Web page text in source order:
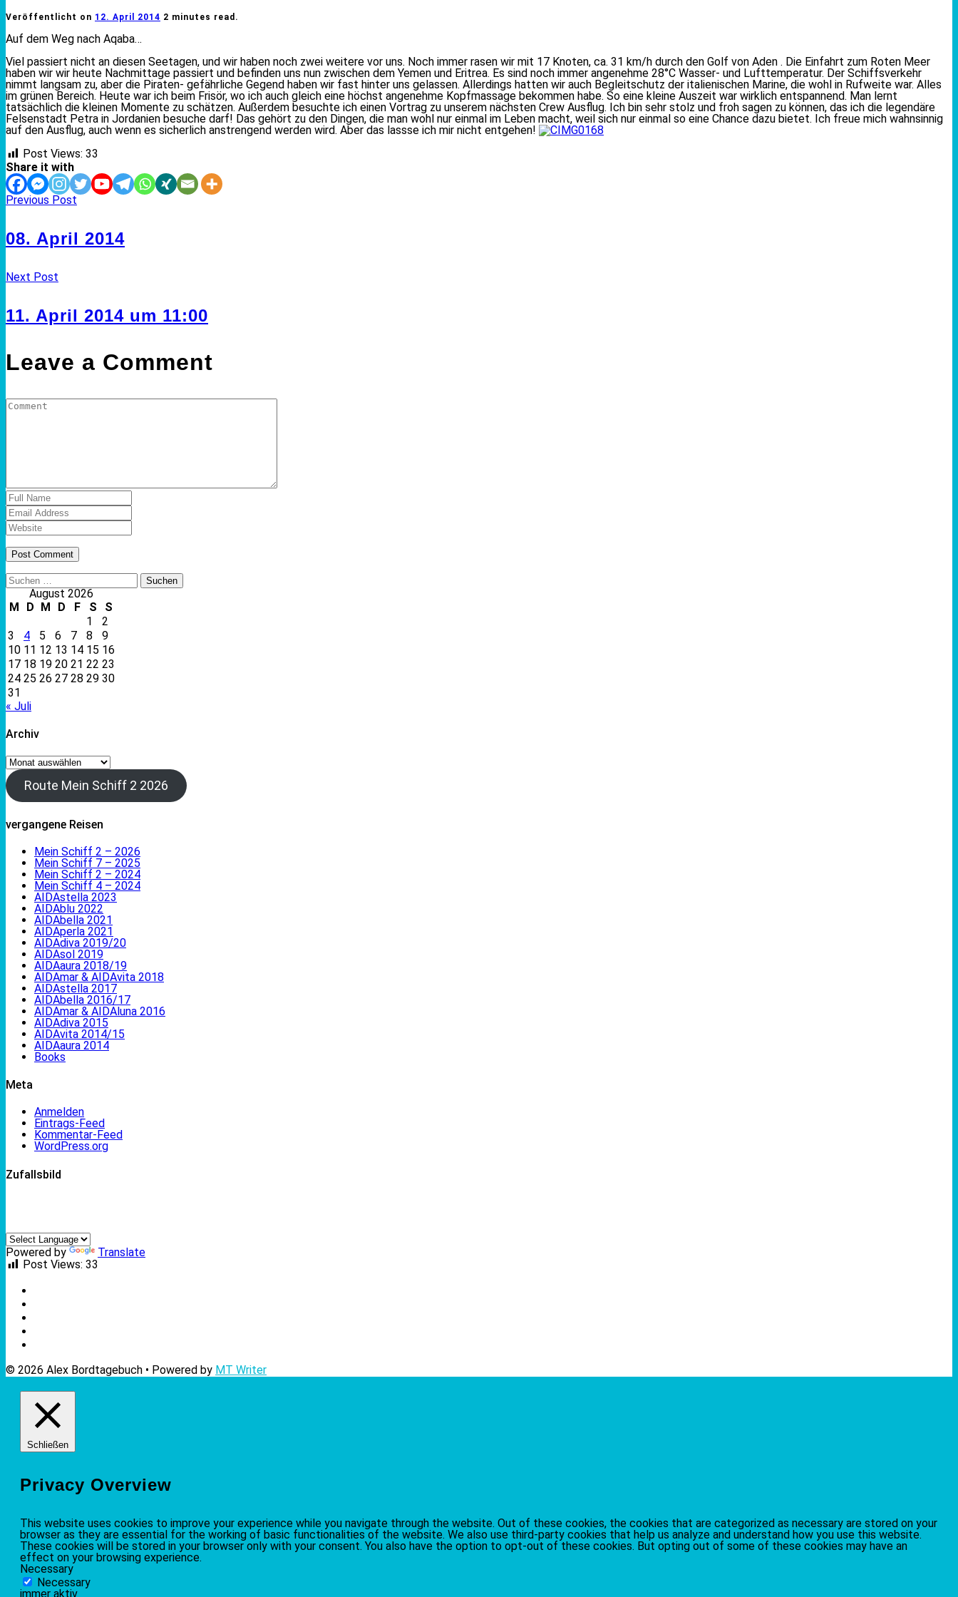
Veröffentlicht on 12. April 2014 2 minutes read.
Auf dem Weg nach Aqaba…
Viel passiert nicht an diesen Seetagen, und wir haben noch zwei weitere vor uns. Noch immer rasen wir mit 17 Knoten, ca. 31 km/h durch den Golf von Aden . Die Einfahrt zum Roten Meer
haben wir wir heute Nachmittage passiert und befinden uns nun zwischen dem Yemen und Eritrea. Es sind noch immer angenehme 28°C Wasser- und Lufttemperatur. Der Schiffsverkehr
nimmt langsam zu, aber die Piraten- gefährliche Gegend haben wir fast hinter uns gelassen. Allerdings hatten wir auch Begleitschutz der italienischen Marine, die wohl in Rufweite war. Alles
im grünen Bereich. Heute war ich beim Frisör, wo ich auch gleich eine höchst angenehme Kopfmassage bekommen habe. So eine kleine Auszeit war wirklich entspannend. Man lernt
tatsächlich die kleinen Momente zu schätzen. Außerdem besuchte ich einen Vortrag zu unserem nächsten Crew Ausflug. Ich bin sehr stolz und froh sagen zu können, das ich die legendäre
Felsenstadt Petra in Jordanien besuche darf! Das gehört zu den Dingen, die man wohl nur einmal im Leben macht, weil sich nur einmal so eine Chance dazu bietet. Ich freue mich wahnsinnig
auf den Ausflug, auch wenn es sicherlich anstrengend werden wird. Aber das lassse ich mir nicht entgehen!
Post Views: 33
Share it with
Previous Post
08. April 2014
Next Post
11. April 2014 um 11:00
Leave a Comment
Suchen
nach:August 2026
M
D M D F S
S
1
2
3
4 5 6 7 8
9
10 11 12 13 14 15 16
17 18 19 20 21 22 23
24 25 26 27 28 29 30
31
« Juli
Archiv
Archiv
Route Mein Schiff 2 2026
vergangene Reisen
Mein Schiff 2 – 2026
Mein Schiff 7 – 2025
Mein Schiff 2 – 2024
Mein Schiff 4 – 2024
AIDAstella 2023
AIDAblu 2022
AIDAbella 2021
AIDAperla 2021
AIDAdiva 2019/20
AIDAsol 2019
AIDAaura 2018/19
AIDAmar & AIDAvita 2018
AIDAstella 2017
AIDAbella 2016/17
AIDAmar & AIDAluna 2016
AIDAdiva 2015
AIDAvita 2014/15
AIDAaura 2014
Books
Meta
Anmelden
Eintrags-Feed
Kommentar-Feed
WordPress.org
Zufallsbild
Powered by
Translate
Post Views: 33
© 2026 Alex Bordtagebuch • Powered by MT Writer
Schließen
Privacy Overview
This website uses cookies to improve your experience while you navigate through the website. Out of these cookies, the cookies that are categorized as necessary are stored on your
browser as they are essential for the working of basic functionalities of the website. We also use third-party cookies that help us analyze and understand how you use this website.
These cookies will be stored in your browser only with your consent. You also have the option to opt-out of these cookies. But opting out of some of these cookies may have an
effect on your browsing experience.
Necessary
Necessary
immer aktiv